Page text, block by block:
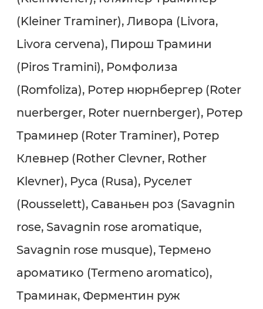
(Kleiner Traminer), Ливора (Livora,
Livora cervena), Пирош Трамини
(Piros Tramini), Ромфолиза
(Romfoliza), Ротер нюрнбергер (Roter
nuerberger, Roter nuernberger), Ротер
Траминер (Roter Traminer), Ротер
Клевнер (Rother Clevner, Rother
Klevner), Руса (Rusa), Руселет
(Rousselett), Саваньен роз (Savagnin
rose, Savagnin rose aromatique,
Savagnin rose musque), Термено
ароматико (Termeno aromatico),
Траминак, Ферментин руж